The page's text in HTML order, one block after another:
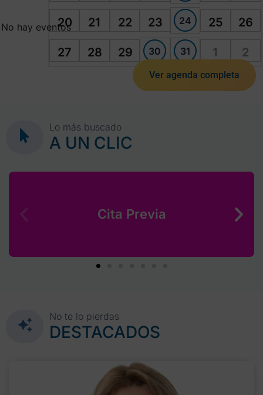
20 21 22 23 24 25 26
27 28 29 30 31 1 2
No hay eventos
Ver agenda completa
Lo más buscado
A UN CLIC
Cita Previa
No te lo pierdas
DESTACADOS